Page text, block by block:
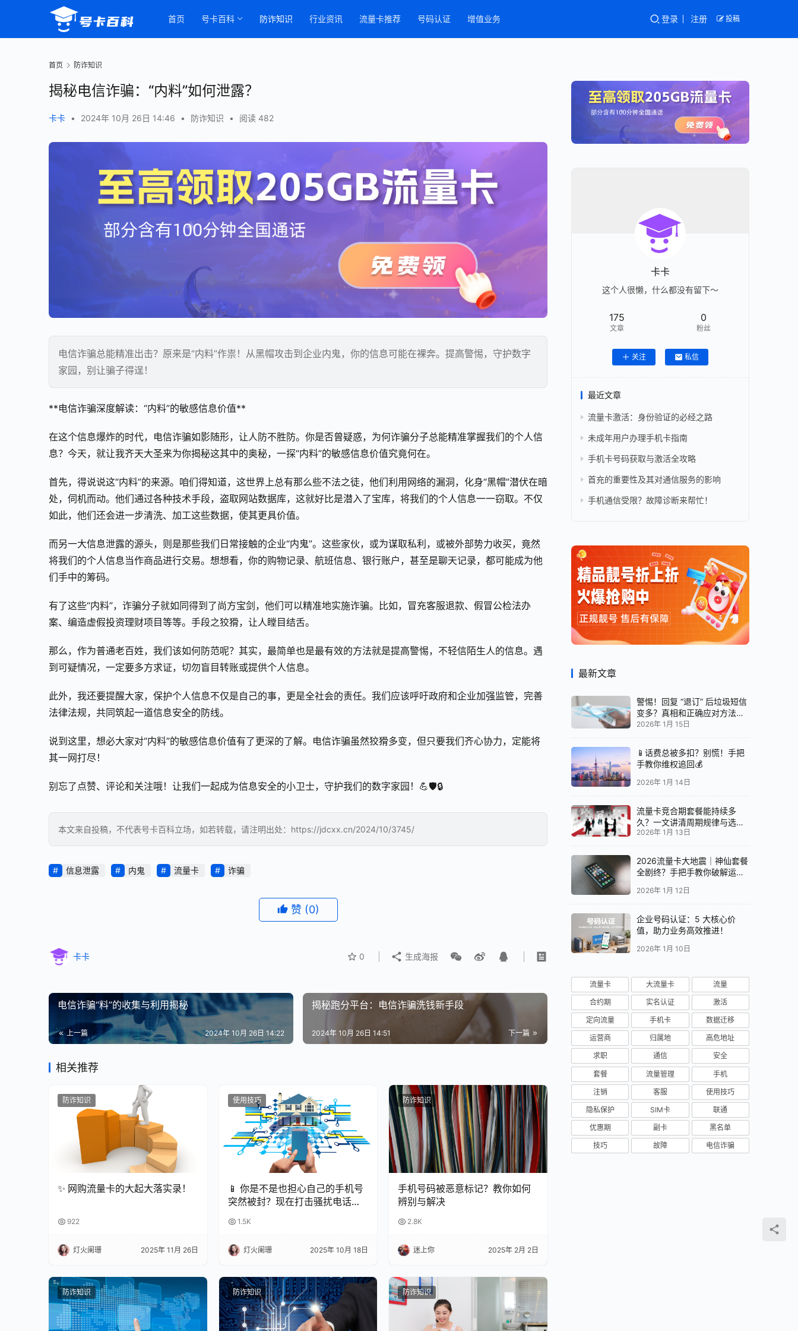
首页 号卡百科 防诈知识 行业资讯 流量卡推荐 号码认证 增值业务 登录 注册 投稿
首页 防诈知识
揭秘电信诈骗：“内料”如何泄露？
卡卡 • 2024年 10月 26日 14:46 • 防诈知识 • 阅读 482
电信诈骗总能精准出击？原来是“内料”作祟！从黑帽攻击到企业内鬼，你的信息可能在裸奔。提高警惕，守护数字
家园，别让骗子得逞！
**电信诈骗深度解读：“内料”的敏感信息价值**
在这个信息爆炸的时代，电信诈骗如影随形，让人防不胜防。你是否曾疑惑，为何诈骗分子总能精准掌握我们的个人信
息？今天，就让我齐天大圣来为你揭秘这其中的奥秘，一探“内料”的敏感信息价值究竟何在。
首先，得说说这“内料”的来源。咱们得知道，这世界上总有那么些不法之徒，他们利用网络的漏洞，化身“黑帽”潜伏在暗
处，伺机而动。他们通过各种技术手段，盗取网站数据库，这就好比是潜入了宝库，将我们的个人信息一一窃取。不仅
如此，他们还会进一步清洗、加工这些数据，使其更具价值。
而另一大信息泄露的源头，则是那些我们日常接触的企业“内鬼”。这些家伙，或为谋取私利，或被外部势力收买，竟然
将我们的个人信息当作商品进行交易。想想看，你的购物记录、航班信息、银行账户，甚至是聊天记录，都可能成为他
们手中的筹码。
有了这些“内料”，诈骗分子就如同得到了尚方宝剑，他们可以精准地实施诈骗。比如，冒充客服退款、假冒公检法办
案、编造虚假投资理财项目等等。手段之狡猾，让人瞠目结舌。
那么，作为普通老百姓，我们该如何防范呢？其实，最简单也是最有效的方法就是提高警惕，不轻信陌生人的信息。遇
到可疑情况，一定要多方求证，切勿盲目转账或提供个人信息。
此外，我还要提醒大家，保护个人信息不仅是自己的事，更是全社会的责任。我们应该呼吁政府和企业加强监管，完善
法律法规，共同筑起一道信息安全的防线。
说到这里，想必大家对“内料”的敏感信息价值有了更深的了解。电信诈骗虽然狡猾多变，但只要我们齐心协力，定能将
其一网打尽！
别忘了点赞、评论和关注哦！让我们一起成为信息安全的小卫士，守护我们的数字家园！💪🛡️🔒
本文来自投稿，不代表号卡百科立场，如若转载，请注明出处：https://jdcxx.cn/2024/10/3745/
信息泄露 内鬼 流量卡 诈骗
赞 (0)
卡卡 0 生成海报
电信诈骗“料”的收集与利用揭秘
上一篇 2024年 10月 26日 14:22
揭秘跑分平台：电信诈骗洗钱新手段
下一篇
2024年 10月 26日 14:51
相关推荐
防诈知识
✨ 网购流量卡的大起大落实录！
922
灯火阑珊 2025年 11月 26日
使用技巧
📱 你是不是也担心自己的手机号
突然被封？现在打击骚扰电话越
招！今天就来聊聊，到底被多少
1.5K
灯火阑珊 2025年 10月 18日
防诈知识
手机号码被恶意标记？教你如何
辨别与解决
2.8K
迷上你 2025年 2月 2日
防诈知识 防诈知识 防诈知识
卡卡
这个人很懒，什么都没有留下～
175
文章
0
粉丝
关注 私信
最近文章
流量卡激活：身份验证的必经之路
未成年用户办理手机卡指南
手机卡号码获取与激活全攻略
首充的重要性及其对通信服务的影响
手机通信受限？故障诊断来帮忙！
最新文章
警惕！回复 “退订” 后垃圾短信
变多？真相和正确应对方法都
在这
2026年 1月 15日
📱话费总被多扣？别慌！手把
手教你维权追回💰
2026年 1月 14日
流量卡竞合期套餐能持续多
久？一文讲清周期规律与选卡
时机
2026年 1月 13日
2026流量卡大地震｜神仙套餐
全剧终？手把手教你破解运营
2026年 1月 12日
企业号码认证：5 大核心价
值，助力业务高效推进！
2026年 1月 10日
流量卡 大流量卡 流量
合约期 实名认证 激活
定向流量 手机卡 数据迁移
运营商 归属地 高危地址
求职 通信 安全
套餐 流量管理 手机
注销 客服 使用技巧
隐私保护 SIM卡 联通
优惠期 副卡 黑名单
技巧 故障 电信诈骗